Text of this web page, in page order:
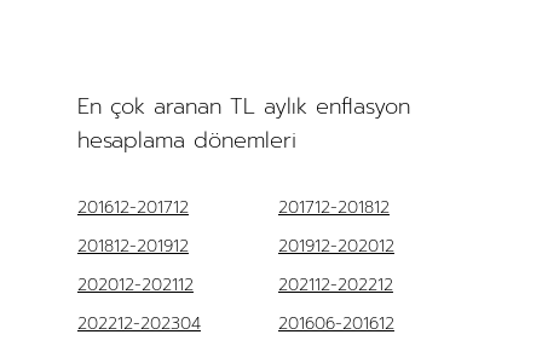
En çok aranan TL aylık enflasyon
hesaplama dönemleri
201612-201712
201712-201812
201812-201912
201912-202012
202012-202112
202112-202212
202212-202304
201606-201612